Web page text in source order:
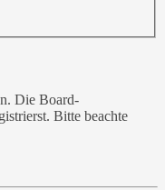
Die Board-
Bitte beachte